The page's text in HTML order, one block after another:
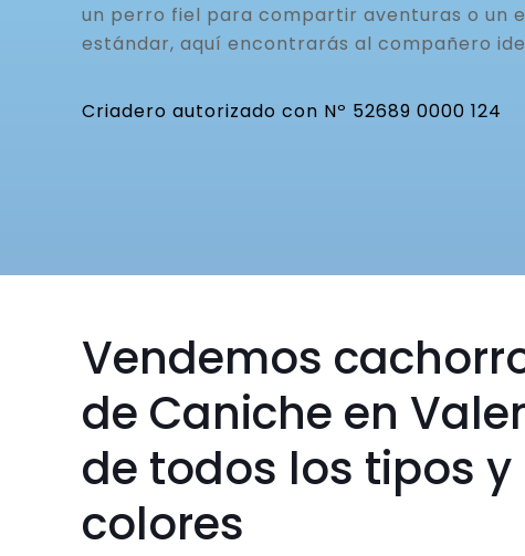
un perro fiel para compartir aventuras o un
estándar, aquí encontrarás al compañero
Criadero autorizado con Nº 52689 0000 124
Vendemos
de Caniche en
de todos los tipos y
colores